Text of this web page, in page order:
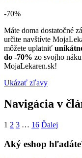
-70%
Máte doma dostatočné
určite navštívte
môžete uplatniť
do -70% zo svojho
MojaLekaren.sk!
Ukázať zľavy
Navigácia v
1 2 3 … 16 Ďalej
Aký eshop